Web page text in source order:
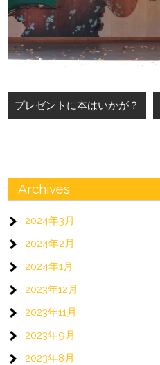
投
稿
ゲ
ー
シ
ョ
ン
プレゼントに本はいかが？
Archives
2024年3月
2024年2月
2024年1月
2023年12月
2023年11月
2023年9月
2023年8月